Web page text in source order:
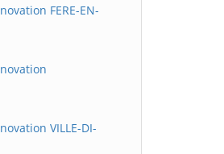
FERE-EN-
VILLE-DI-